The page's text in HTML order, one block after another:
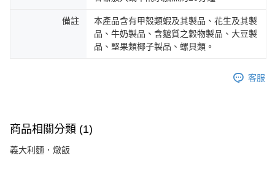
備註
本產品含有甲殼類蝦及其製品、花生及其製
品、牛奶製品、含麬質之穀物製品、大豆製
品、堅果類椰子製品、螺貝類。
客服
商品相關分類 (1)
義大利麵．燉飯